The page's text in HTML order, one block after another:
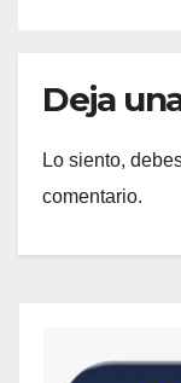
Deja
Lo siento,
comentario.